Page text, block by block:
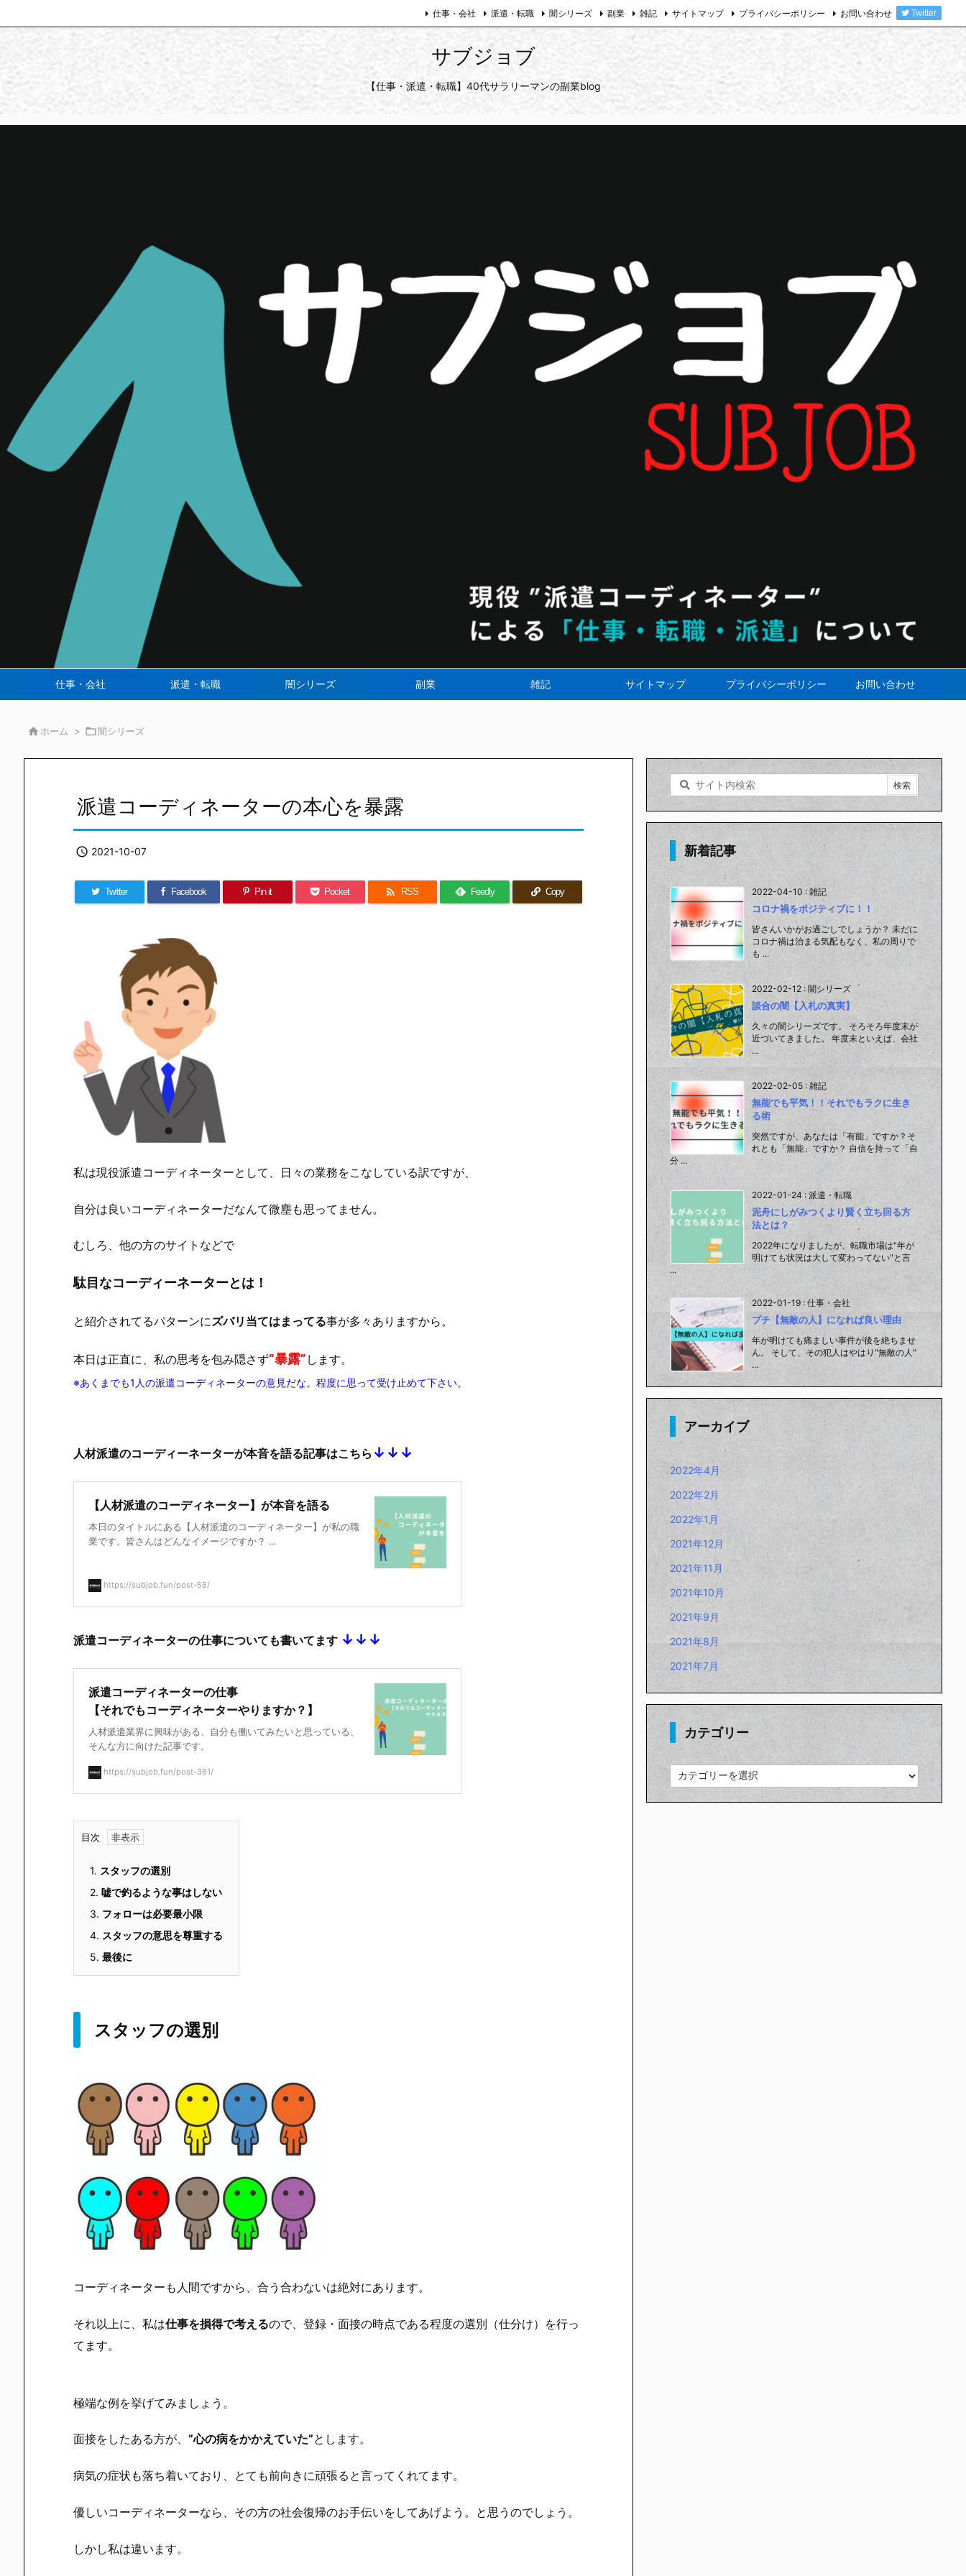
サブジョブ
【仕事・派遣・転職】40代サラリーマンの副業blog
仕事・会社 派遣・転職 闇シリーズ 副業 雑記 サイトマップ プライバシーポリシー お問い合わせ
仕事・会社 派遣・転職 闇シリーズ 副業 雑記 サイトマップ プライバシーポリシー お問い合わせ Twitter
 ホーム > 闇シリーズ
派遣コーディネーターの本心を暴露
 2021-10-07
Twitter Facebook Pin it Pocket  RSS Feedly Copy
私は現役派遣コーディネーターとして、日々の業務をこなしている訳ですが、
自分は良いコーディネーターだなんて微塵も思ってません。
むしろ、他の方のサイトなどで
駄目なコーディーネーターとは！
と紹介されてるパターンに ズバリ当てはまってる事が多々ありますから。
本日は正直に、私の思考を包み隠さず”暴露” します。
※あくまでも1人の派遣コーディネーターの意見だな。程度に思って受け止めて下さい。
人材派遣のコーディーネーターが本音を語る記事はこちら ↓↓↓
【人材派遣のコーディネーター】が本音を語る
本日のタイトルにある【人材派遣のコーディネーター】が私の職
業です。皆さんはどんなイメージですか？ ...
https://subjob.fun/post-58/
派遣コーディネーターの仕事についても書いてます ↓↓↓
派遣コーディネーターの仕事
【それでもコーディネーターやりますか？】
人材派遣業界に興味がある、自分も働いてみたいと思っている、
そんな方に向けた記事です。
https://subjob.fun/post-361/
目次
1. スタッフの選別
2. 嘘で釣るような事はしない
3. フォローは必要最小限
4. スタッフの意思を尊重する
5. 最後に
スタッフの選別
コーディネーターも人間ですから、合う合わないは絶対にあります。
それ以上に、私は仕事を損得で考えるので、 登録・面接の時点である程度の選別（仕分け）を行っ
てます。
極端な例を挙げてみましょう。
面接をしたある方が、 ”心の病をかかえていた”とします。
病気の症状も落ち着いており、とても前向きに頑張ると言ってくれてます。
優しいコーディネーターなら、その方の社会復帰のお手伝いをしてあげよう。と思うのでしょう。
しかし私は違います。
新着記事
2022-04-10 : 雑記
コロナ禍をポジティブに！！
皆さんいかがお過ごしでしょうか？ 未だに
コロナ禍は治まる気配もなく、私の周りで
も ...
2022-02-12 : 闇シリーズ
談合の闇【入札の真実】
久々の闇シリーズです。 そろそろ年度末が
近づいてきました。 年度末といえば、会社
...
2022-02-05 : 雑記
無能でも平気！！それでもラクに生き
る術
突然ですが、あなたは「有能」ですか？そ
れとも「無能」ですか？ 自信を持って「自
分 ...
2022-01-24 : 派遣・転職
泥舟にしがみつくより賢く立ち回る方
法とは？
2022年になりましたが、転職市場は"年が
明けても状況は大して変わってない"と言
...
2022-01-19 : 仕事・会社
プチ【無敵の人】になれば良い理由
年が明けても痛ましい事件が後を絶ちませ
ん。 そして、その犯人はやはり"無敵の人"
...
アーカイブ
2022年4月
2022年2月
2022年1月
2021年12月
2021年11月
2021年10月
2021年9月
2021年8月
2021年7月
カテゴリー
テ